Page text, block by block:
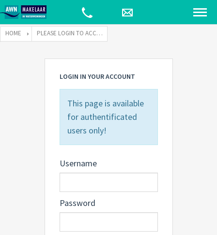
HOME PLEASE LOGIN TO ACCESS THIS PAGE
LOGIN IN YOUR ACCOUNT
This page is available
for authentificated
users only!
Username
Password